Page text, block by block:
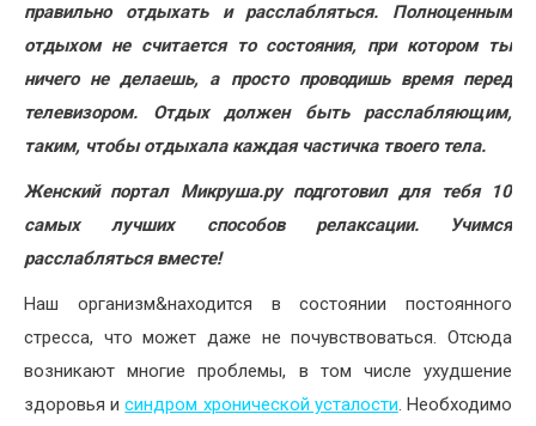
Недвижимость
правильно отдыхать и расслабляться. Полноценным
отдыхом не считается то состояния, при котором ты
ничего не делаешь, а просто проводишь время перед
телевизором. Отдых должен быть расслабляющим,
таким, чтобы отдыхала каждая частичка твоего тела.
Женский портал Микруша.ру подготовил для тебя 10
самых лучших способов релаксации. Учимся
расслабляться вместе!
Наш организм&находится в состоянии постоянного
стресса, что может даже не почувствоваться. Отсюда
возникают многие проблемы, в том числе ухудшение
здоровья исиндром хронической усталости. Необходимо